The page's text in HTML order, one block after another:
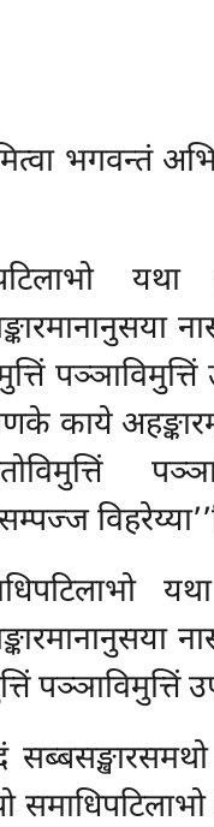
भगवन्तं
यथा
पञ्ञाविमुत्तिं
काये
पञ्ञाविमुत्तिं